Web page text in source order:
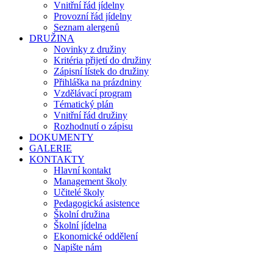
Vnitřní řád jídelny
Provozní řád jídelny
Seznam alergenů
DRUŽINA
Novinky z družiny
Kritéria přijetí do družiny
Zápisní lístek do družiny
Přihláška na prázdniny
Vzdělávací program
Tématický plán
Vnitřní řád družiny
Rozhodnutí o zápisu
DOKUMENTY
GALERIE
KONTAKTY
Hlavní kontakt
Management školy
Učitelé školy
Pedagogická asistence
Školní družina
Školní jídelna
Ekonomické oddělení
Napište nám